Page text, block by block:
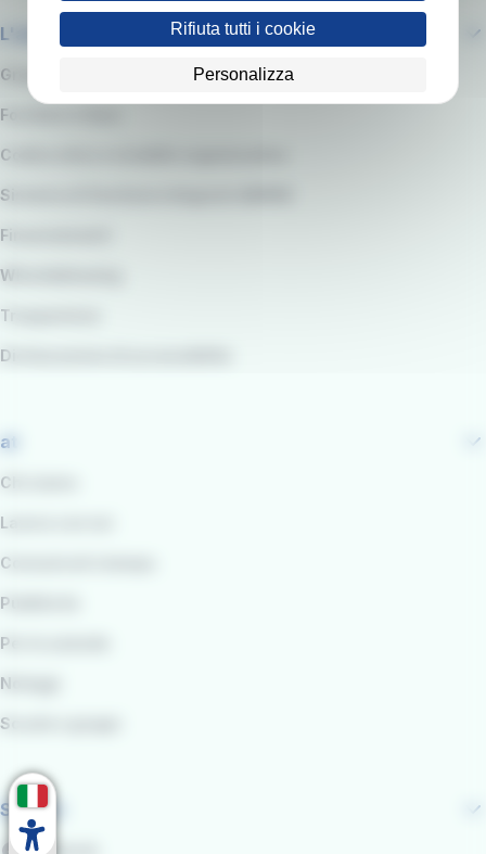
L'azienda
Gruppo RATP
Fornitori e Gare
Codice etico e modello organizzativo
Sistema di Gestione integrato QARSS
Finanziamenti
Whistleblowing
Trasparenza
Dichiarazione di accessibilità
at
Chi siamo
Lavora con noi
Comunicati stampa
Pubblicità
Per le aziende
Noleggi
Scuole e gruppi
Seguici
Rifiuta tutti i cookie
Personalizza